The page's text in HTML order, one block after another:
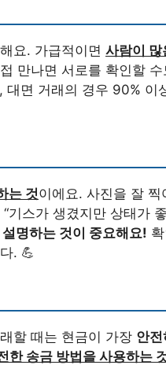
요. 가급적이면 사람이 많
만나면 서로를 확인할
대면 거래의 경우 90% 이
는 것이에요. 사진을 잘
스가 생겼지만 상태가
명하는 것이 중요해요!
. 💪
할 때는 현금이 가장 안
한 송금 방법을 사용하는